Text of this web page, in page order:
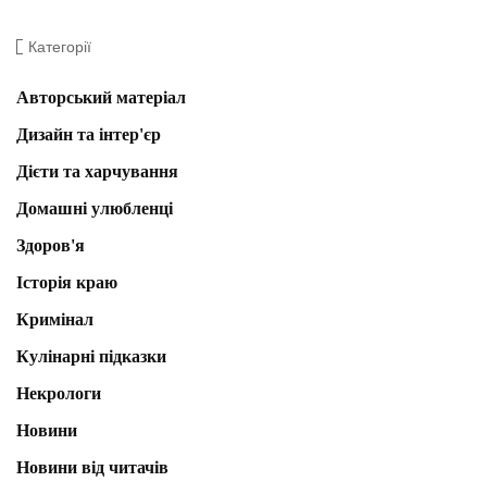
Категорії
Авторський матеріал
Дизайн та інтер'єр
Дієти та харчування
Домашні улюбленці
Здоров'я
Історія краю
Кримінал
Кулінарні підказки
Некрологи
Новини
Новини від читачів